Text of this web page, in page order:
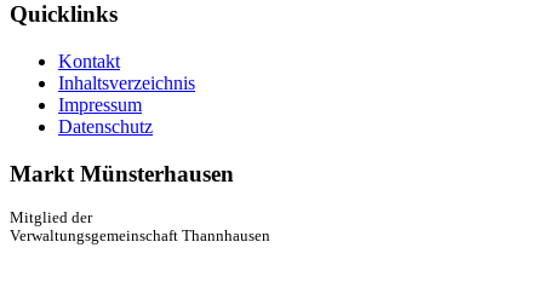
Quicklinks
Kontakt
Inhaltsverzeichnis
Impressum
Datenschutz
Markt Münsterhausen
Mitglied der
Verwaltungsgemeinschaft Thannhausen